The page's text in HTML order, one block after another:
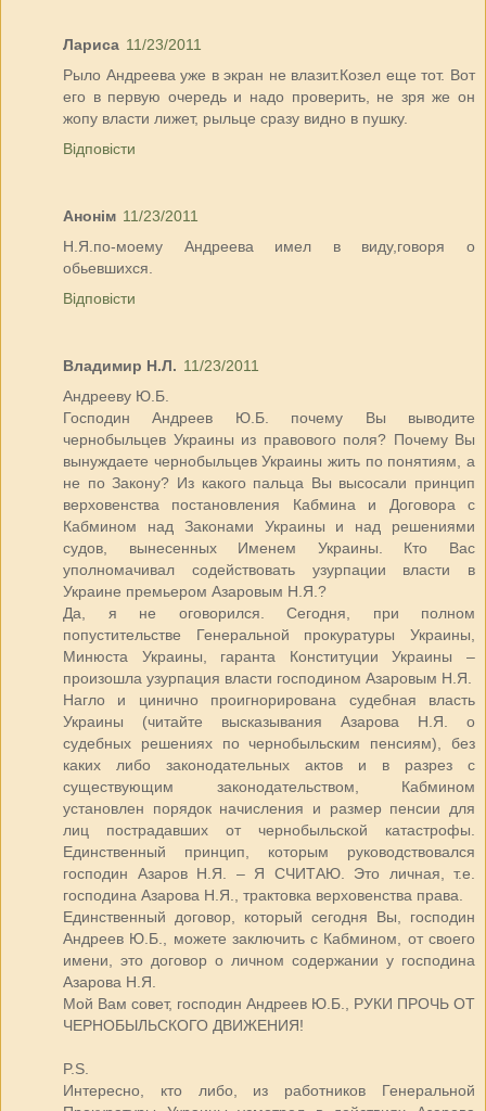
Лариса 11/23/2011
Рыло Андреева уже в экран не влазит.Козел еще тот. Вот
его в первую очередь и надо проверить, не зря же он
жопу власти лижет, рыльце сразу видно в пушку.
Відповісти
Анонім 11/23/2011
Н.Я.по-моему Андреева имел в виду,говоря о
обьевшихся.
Відповісти
Владимир Н.Л. 11/23/2011
Андрееву Ю.Б.
Господин Андреев Ю.Б. почему Вы выводите
чернобыльцев Украины из правового поля? Почему Вы
вынуждаете чернобыльцев Украины жить по понятиям, а
не по Закону? Из какого пальца Вы высосали принцип
верховенства постановления Кабмина и Договора с
Кабмином над Законами Украины и над решениями
судов, вынесенных Именем Украины. Кто Вас
уполномачивал содействовать узурпации власти в
Украине премьером Азаровым Н.Я.?
Да, я не оговорился. Сегодня, при полном
попустительстве Генеральной прокуратуры Украины,
Минюста Украины, гаранта Конституции Украины –
произошла узурпация власти господином Азаровым Н.Я.
Нагло и цинично проигнорирована судебная власть
Украины (читайте высказывания Азарова Н.Я. о
судебных решениях по чернобыльским пенсиям), без
каких либо законодательных актов и в разрез с
существующим законодательством, Кабмином
установлен порядок начисления и размер пенсии для
лиц пострадавших от чернобыльской катастрофы.
Единственный принцип, которым руководствовался
господин Азаров Н.Я. – Я СЧИТАЮ. Это личная, т.е.
господина Азарова Н.Я., трактовка верховенства права.
Единственный договор, который сегодня Вы, господин
Андреев Ю.Б., можете заключить с Кабмином, от своего
имени, это договор о личном содержании у господина
Азарова Н.Я.
Мой Вам совет, господин Андреев Ю.Б., РУКИ ПРОЧЬ ОТ
ЧЕРНОБЫЛЬСКОГО ДВИЖЕНИЯ!
P.S.
Интересно, кто либо, из работников Генеральной